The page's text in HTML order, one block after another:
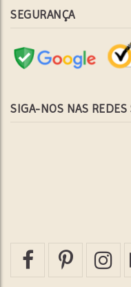
SEGURANÇA
SIGA-NOS NAS REDES